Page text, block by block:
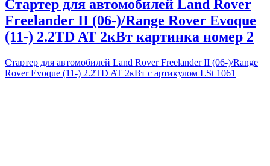
Стартер для автомобилей Land Rover
Freelander II (06-)/Range Rover Evoque
(11-) 2.2TD AT 2кВт картинка номер 2
Стартер для автомобилей Land Rover Freelander II (06-)/Range
Rover Evoque (11-) 2.2TD AT 2кВт с артикулом LSt 1061